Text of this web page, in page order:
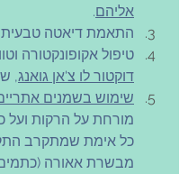
אליהם.
התאמת דיאטה טבעית.
טיפול אקופונקטורה
דוקטור לו צ'אן גואנג,
שימוש בשמנים
מורחת על הרקות ועל
כל אימת שמתקרב
מבשרת אאורה